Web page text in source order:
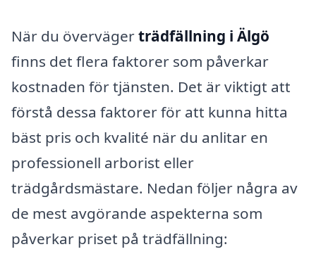
När du övervägerträdfällning i Älgö
finns det flera faktorer som påverkar
kostnaden för tjänsten. Det är viktigt att
förstå dessa faktorer för att kunna hitta
bäst pris och kvalité när du anlitar en
professionell arborist eller
trädgårdsmästare. Nedan följer några av
de mest avgörande aspekterna som
påverkar priset på trädfällning: